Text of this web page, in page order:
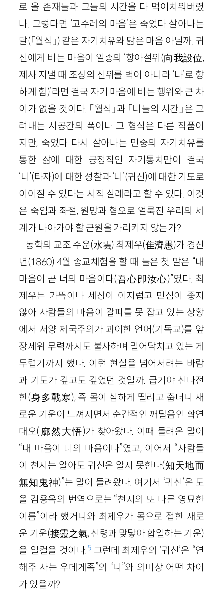
로 올 존재들과 그들의 시간을 다 먹어치워버렸
나. 그렇다면 ‘고수레의 마음’은 죽었다 살아나는
달(「월식」) 같은 자기치유와 닮은 마음 아닐까. 귀
신에게 비는 마음이 일종의 ‘향아설위(向我設位,
제사 지낼 때 조상의 신위를 벽이 아니라 ‘나’로 향
하게 함)’라면 결국 자기 마음에 비는 행위와 큰 차
이가 없을 것이다. 「월식」과 「니들의 시간」은 그
려내는 시공간의 폭이나 그 형식은 다른 작품이
지만, 죽었다 다시 살아나는 민중의 자기치유를
통한 삶에 대한 긍정적인 자기통치만이 결국
‘니’(타자)에 대한 성찰과 ‘니’(귀신)에 대한 기도로
이어질 수 있다는 시적 실례라고 할 수 있다. 이것
은 죽임과 좌절, 원망과 혐오로 얼룩진 우리의 세
계가 나아가야 할 근원을 가리키지 않는가?
동학의 교조 수운(水雲) 최제우(隹濟愚)가 경신
년(1860) 4월 종교체험을 할 때 들은 첫 말은 “내
마음이 곧 너의 마음이다(吾心卽汝心)”였다. 최
제우는 가뜩이나 세상이 어지럽고 민심이 좋지
않아 사람들의 마음이 갈피를 못 잡고 있는 상황
에서 서양 제국주의가 괴이한 언어(기독교)를 앞
장세워 무력까지도 불사하며 밀어닥치고 있는 게
두렵기까지 했다. 이런 현실을 넘어서려는 바람
과 기도가 깊고도 깊었던 것일까. 급기야 신다전
한(身多戰寒), 즉 몸이 심하게 떨리고 춥더니 새
로운 기운이 느껴지면서 순간적인 깨달음인 확연
대오(廓然大悟)가 찾아왔다. 이때 들려온 말이
“내 마음이 너의 마음이다”였고, 이어서 “사람들
이 천지는 알아도 귀신은 알지 못한다(知天地而
無知鬼神)”는 말이 들려왔다. 여기서 ‘귀신’은 도
올 김용옥의 번역으로는 “천지의 또 다른 영묘한
이름”이라 했거니와 최제우가 몸으로 접한 새로
운 기운(接靈之氣, 신령과 맞닿아 합일하는 기운)
을 일컬을 것이다.5그런데 최제우의 ‘귀신’은 “연
해주 사는 우데게족”의 “니”와 의미상 어떤 차이
가 있을까?